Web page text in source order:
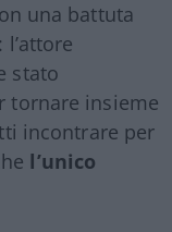
una battuta
stato
tornare insieme
incontrare per
l’unico